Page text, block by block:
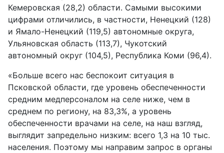
Кемеровская (28,2) области. Самыми высокими
цифрами отличились, в частности, Ненецкий (128)
и Ямало-Hенецкий (119,5) автономные округа,
Ульяновская область (113,7), Чукотский
автономный округ (104,5), Республика Коми (96,4).
«Больше всего нас беспокоит ситуация в
Псковской области, где уровень обеспеченности
средним медперсоналом на селе ниже, чем в
среднем по региону, на 83,3%, а уровень
обеспеченности врачами на селе, на наш взгляд,
выглядит запредельно низким: всего 1,3 на 10 тыс.
населения. Поэтому мы направим запрос в органы